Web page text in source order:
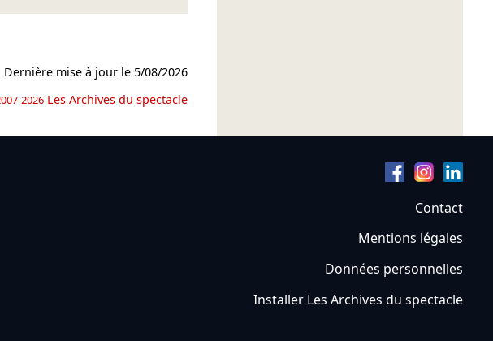
Dernière mise à jour le 5/08/2026
2026 Les Archives du spectacle
Contact
Mentions légales
Données personnelles
Installer Les Archives du spectacle